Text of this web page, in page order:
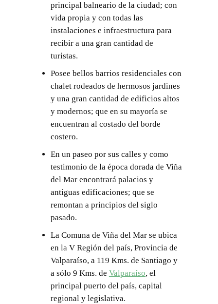
principal balneario de la ciudad; con
vida propia y con todas las
instalaciones e infraestructura para
recibir a una gran cantidad de
turistas.
Posee bellos barrios residenciales con
chalet rodeados de hermosos jardines
y una gran cantidad de edificios altos
y modernos; que en su mayoría se
encuentran al costado del borde
costero.
En un paseo por sus calles y como
testimonio de la época dorada de Viña
del Mar encontrará palacios y
antiguas edificaciones; que se
remontan a principios del siglo
pasado.
La Comuna de Viña del Mar se ubica
en la V Región del país, Provincia de
Valparaíso, a 119 Kms. de Santiago y
a sólo 9 Kms. de Valparaíso, el
principal puerto del país, capital
regional y legislativa.